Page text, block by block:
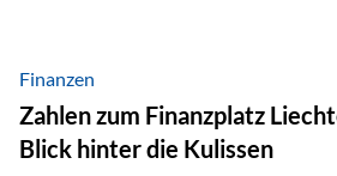
Wirtschaftswachstum, verändern die
Investoren. Produktivität adressiert
Herausforderungen, da
langfristig durch
Finanzen
Zahlen zum Finanzplatz
Blick hinter die Kulissen